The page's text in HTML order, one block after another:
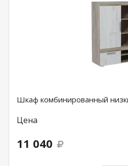
Шкаф комбинированный
Цена
11 040